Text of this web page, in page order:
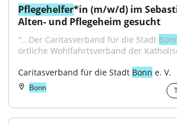
Pflegehelfer*in (m/w/d) im
Alten- und Pflegeheim gesucht
"...Der Caritasverband für die Stadt
örtliche Wohlfahrtsverband der
Caritasverband für die Stadt Bonn e. V.
Bonn